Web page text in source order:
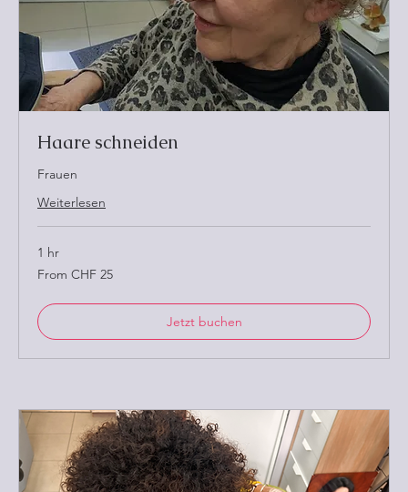
Haare schneiden
Frauen
Weiterlesen
1 hr
From
25
From CHF 25
Jetzt buchen